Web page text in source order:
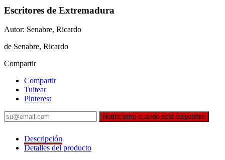
Escritores de Extremadura
Autor: Senabre, Ricardo
de Senabre, Ricardo
Compartir
Compartir
Tuitear
Pinterest
Notificarme cuando esté disponible
Descripción
Detalles del producto